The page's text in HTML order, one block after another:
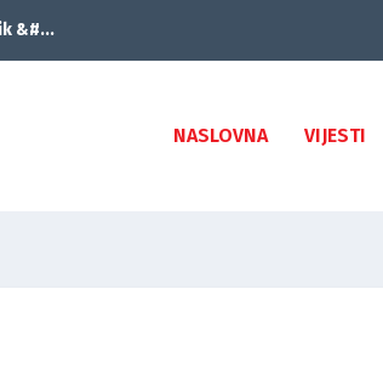
&#...
NASLOVNA VIJESTI